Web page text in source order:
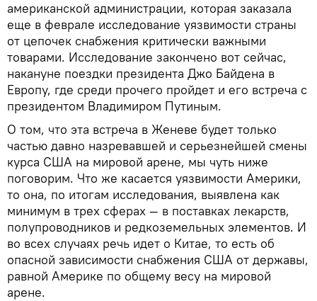
американской администрации, которая заказала
еще в феврале исследование уязвимости страны
от цепочек снабжения критически важными
товарами. Исследование закончено вот сейчас,
накануне поездки президента Джо Байдена в
Европу, где среди прочего пройдет и его встреча с
президентом Владимиром Путиным.
О том, что эта встреча в Женеве будет только
частью давно назревавшей и серьезнейшей смены
курса США на мировой арене, мы чуть ниже
поговорим. Что же касается уязвимости Америки,
то она, по итогам исследования, выявлена как
минимум в трех сферах — в поставках лекарств,
полупроводников и редкоземельных элементов. И
во всех случаях речь идет о Китае, то есть об
опасной зависимости снабжения США от державы,
равной Америке по общему весу на мировой
арене.